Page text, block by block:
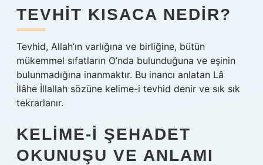
TEVHIT KISACA NEDIR?
Tevhid, Allah’ın varlığına ve birliğine, bütün
mükemmel sıfatların O’nda bulunduğuna ve eşinin
bulunmadığına inanmaktır. Bu inancı anlatan Lâ
İlâhe İllallah sözüne kelime-i tevhid denir ve sık sık
tekrarlanır.
KELIME-I ŞEHADET
OKUNUŞU VE ANLAMI